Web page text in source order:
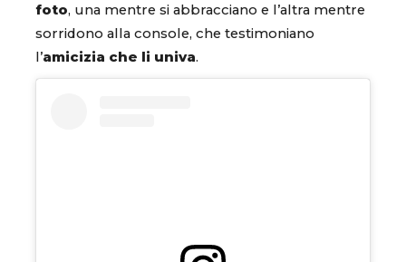
foto, una mentre si abbracciano e l’altra mentre
sorridono alla console, che testimoniano
l’amicizia che li univa.